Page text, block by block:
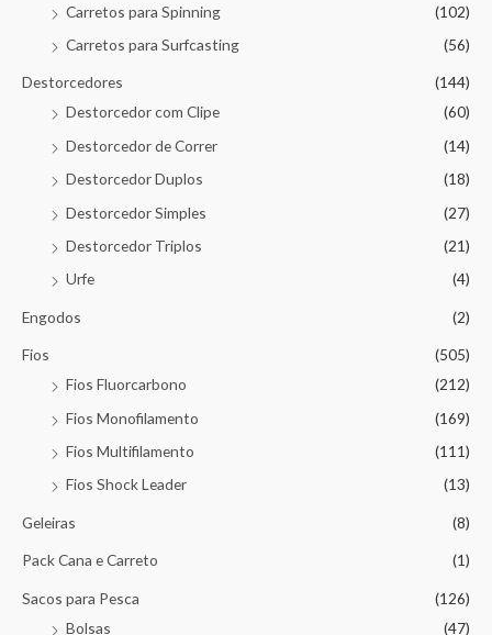
Carretos para Spinning
(102)
Carretos para Surfcasting
(56)
Destorcedores
(144)
Destorcedor com Clipe
(60)
Destorcedor de Correr
(14)
Destorcedor Duplos
(18)
Destorcedor Simples
(27)
Destorcedor Triplos
(21)
Urfe
(4)
Engodos (2)
Fios
(505)
Fios Fluorcarbono
(212)
Fios Monofilamento
(169)
Fios Multifilamento
(111)
Fios Shock Leader
(13)
Geleiras (8)
Pack Cana e Carreto (1)
Sacos para Pesca
(126)
Bolsas
(47)